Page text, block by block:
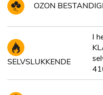
OZON
SELVSLUKKENDE
I